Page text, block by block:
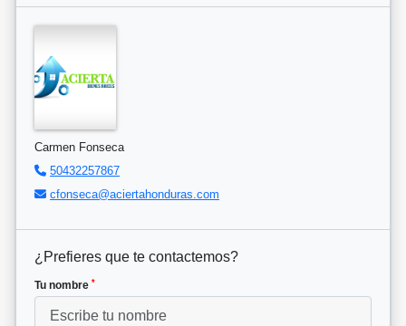
Carmen Fonseca
50432257867
cfonseca@aciertahonduras.com
¿Prefieres que te contactemos?
Tu nombre *